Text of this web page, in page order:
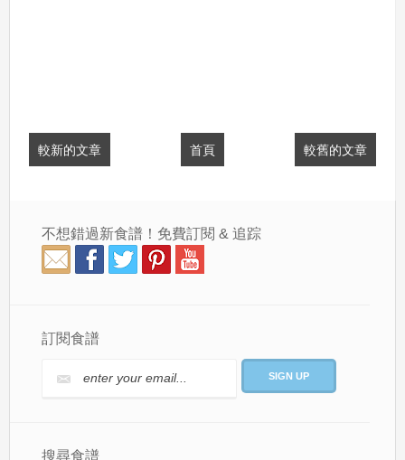
較新的文章 較舊的文章
首頁
不想錯過新食譜！免費訂閱 & 追踪
訂閱食譜
搜尋食譜